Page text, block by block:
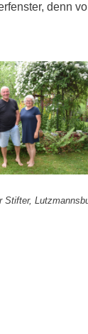
denn
Stifter,